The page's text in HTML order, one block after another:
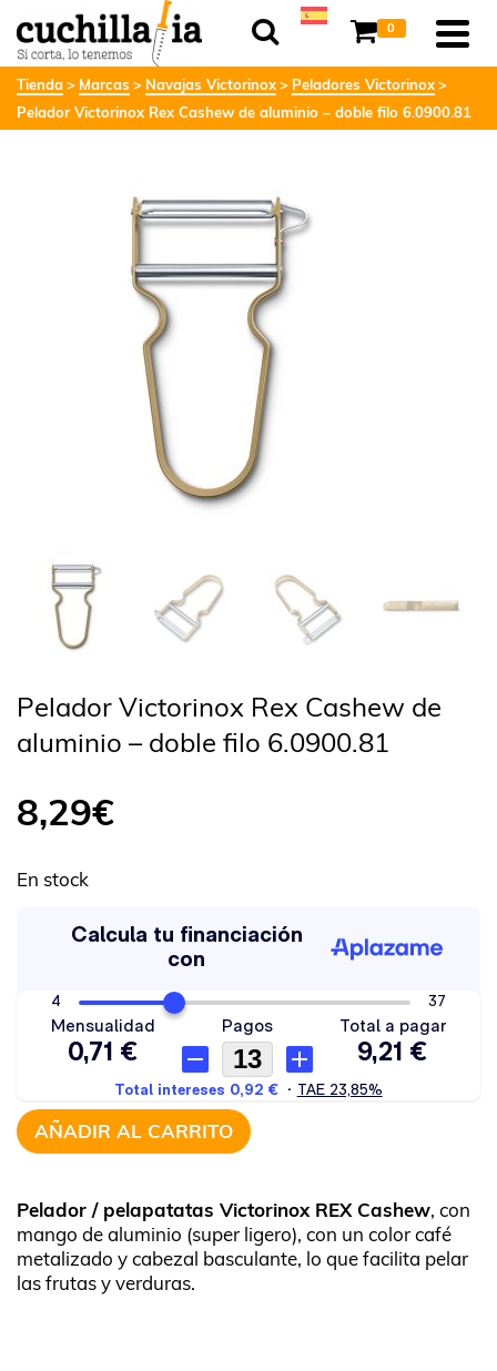
0
Tienda Marcas Navajas Victorinox
Peladores Victorinox
Pelador Victorinox Rex Cashew de aluminio – doble filo 6.0900.81
Pelador Victorinox Rex Cashew de
aluminio – doble filo 6.0900.81
8,29€
En stock
AÑADIR AL CARRITO
Pelador / pelapatatas Victorinox REX Cashew, con
mango de aluminio (super ligero), con un color café
metalizado y cabezal basculante, lo que facilita pelar
las frutas y verduras.